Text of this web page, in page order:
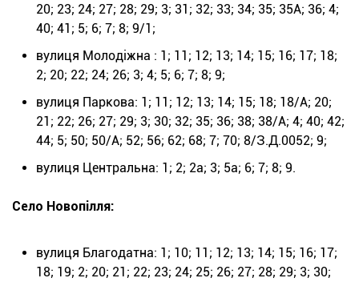
20; 23; 24; 27; 28; 29; 3; 31; 32; 33; 34; 35; 35А; 36; 4;
40; 41; 5; 6; 7; 8; 9/1;
вулиця Молодіжна : 1; 11; 12; 13; 14; 15; 16; 17; 18;
2; 20; 22; 24; 26; 3; 4; 5; 6; 7; 8; 9;
вулиця Паркова: 1; 11; 12; 13; 14; 15; 18; 18/А; 20;
21; 22; 26; 27; 29; 3; 30; 32; 35; 36; 38; 38/А; 4; 40; 42;
44; 5; 50; 50/А; 52; 56; 62; 68; 7; 70; 8/З.Д.0052; 9;
вулиця Центральна: 1; 2; 2а; 3; 5а; 6; 7; 8; 9.
Село Новопілля:
вулиця Благодатна: 1; 10; 11; 12; 13; 14; 15; 16; 17;
18; 19; 2; 20; 21; 22; 23; 24; 25; 26; 27; 28; 29; 3; 30;